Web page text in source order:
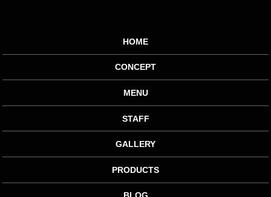
HOME
CONCEPT
MENU
STAFF
GALLERY
PRODUCTS